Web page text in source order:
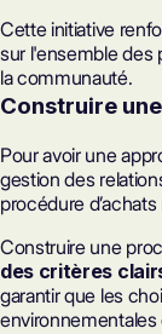
Cette initiative
sur l'ensemble des
la communauté.
Construire
Pour avoir une
gestion des
procédure
Construire une
des critères
garantir que les